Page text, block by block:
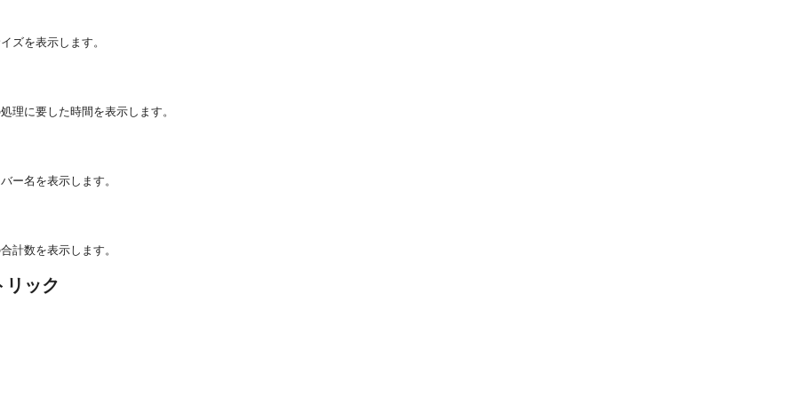
ズを表示します。
理に要した時間を表示します。
ー名を表示します。
計数を表示します。
ック